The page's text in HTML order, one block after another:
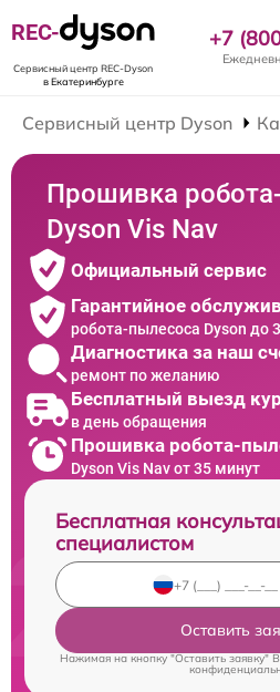
REC-
Сервисный центр REC-Dyson
в Екатеринбурге
+7
Сервисный центр Dyson
Прошивка
Dyson Vis Nav
Официальный сервис
Гарантийное
робота-пылесоса Dyson до
Диагностика за наш
ремонт по желанию
Бесплатный выезд
в день обращения
Прошивка робота-
Dyson Vis Nav от 35 минут
Бесплатная
специалистом
Оставить
Нажимая на кнопку "Оставить заявку"